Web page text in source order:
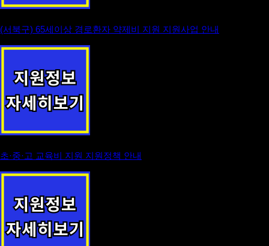
(서북구) 65세이상 경로환자 약제비 지원 지원사업 안내
초·중·고 교육비 지원 지원정책 안내